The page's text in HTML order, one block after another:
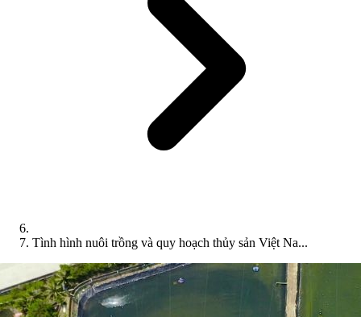
Tình hình nuôi trồng và quy hoạch thủy sản Việt Na...